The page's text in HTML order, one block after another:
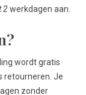
2werkdagen aan.
wordt gratis
retourneren. Je
zonder